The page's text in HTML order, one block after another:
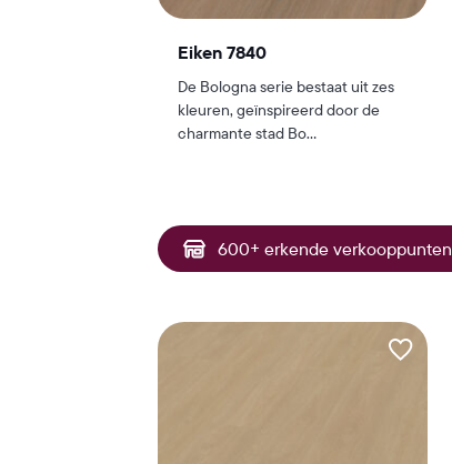
Eiken 7840
De Bologna serie bestaat uit zes
kleuren, geïnspireerd door de
charmante stad Bo...
600+ erkende verkooppunten